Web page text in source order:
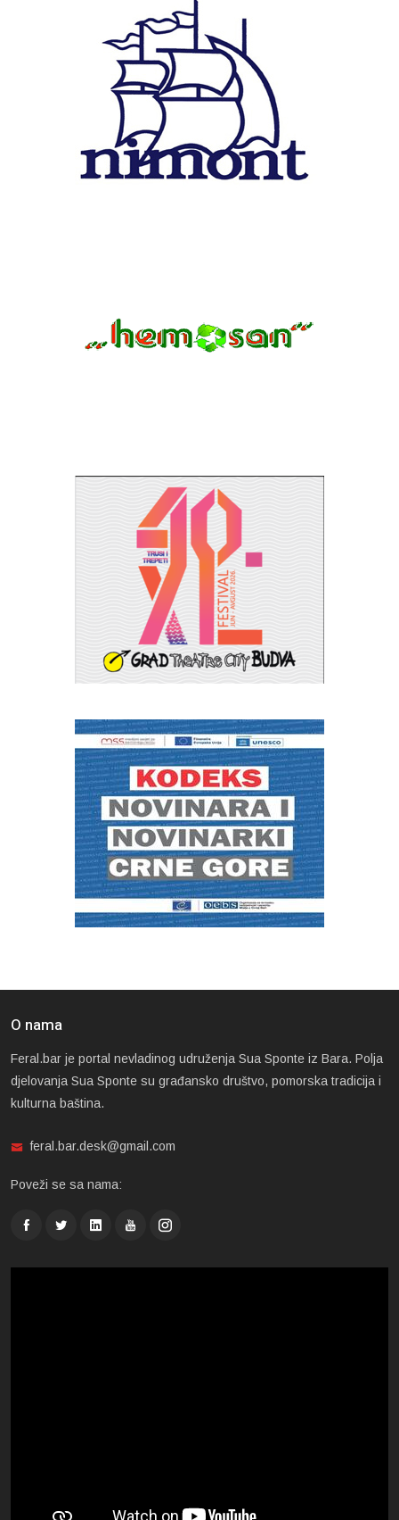
O nama
Feral.bar je portal nevladinog udruženja Sua Sponte iz Bara. Polja
djelovanja Sua Sponte su građansko društvo, pomorska tradicija i
kulturna baština.
feral.bar.desk@gmail.com
Poveži se sa nama: